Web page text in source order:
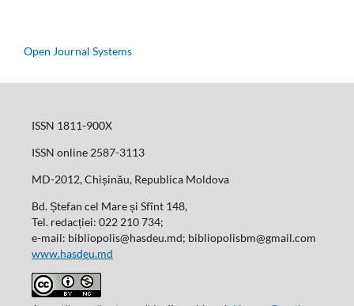
Open Journal Systems
ISSN 1811-900X
ISSN online 2587-3113
MD-2012, Chișinău, Republica Moldova
Bd. Ștefan cel Mare și Sfînt 148,
Tel. redacției: 022 210 734;
e-mail: bibliopolis@hasdeu.md; bibliopolisbm@gmail.com
www.hasdeu.md